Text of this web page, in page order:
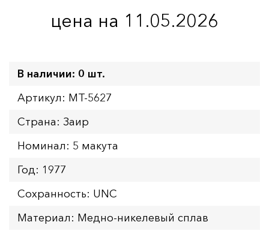
цена на 11.05.2026
В наличии: 0 шт.
Артикул: MT-5627
Страна: Заир
Номинал: 5 макута
Год: 1977
Сохранность: UNC
Материал: Медно-никелевый сплав